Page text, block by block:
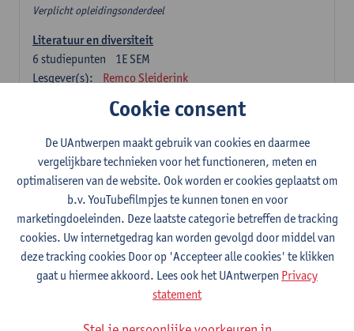
Verplicht opleidingsonderdeel
Literatuur en diversiteit
1E SEM
6 studiepunten
Lesgever(s):
Remco Sleiderink
Inleiding tot de algemene taalwetenschap
Lesgever(s):
Astrid De Wit Peter Petré
Nederlands: verplichte opleidingsonderdelen
Nederlandse taalbeheersing 1: Basisvaardigheden
spreken en schrijven
1E/2E SEM
6studiepunten
Lesgever(s):
Sarah Bernolet
Chris De Wulf
Katrien Verreyken
Cookie consent
De UAntwerpen maakt gebruik van cookies en daarmee
vergelijkbare technieken voor het functioneren, meten en
optimaliseren van de website. Ook worden er cookies geplaatst om
b.v. YouTubefilmpjes te kunnen tonen en voor
marketingdoeleinden. Deze laatste categorie betreffen de tracking
cookies. Uw internetgedrag kan worden gevolgd door middel van
deze tracking cookies Door op 'Accepteer alle cookies' te klikken
gaat u hiermee akkoord. Lees ook het UAntwerpen Privacy
statement